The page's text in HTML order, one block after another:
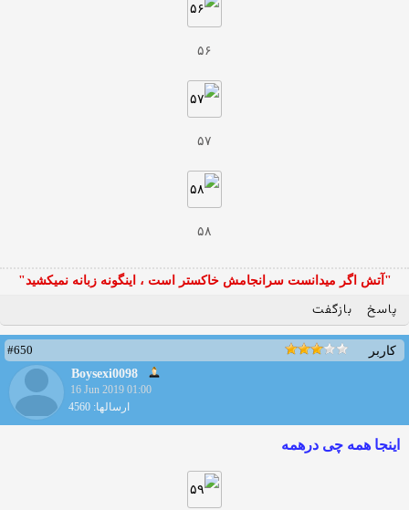
۵۶
۵۷
۵۸
"آتش اگر ميدانست سرانجامش خاكستر است ، اينگونه زبانه نميكشيد"
پاسخ بازگفت
کاربر
#650
Boysexi0098
16 Jun 2019 01:00
ارسالها: 4560
اینجا همه چی درهمه